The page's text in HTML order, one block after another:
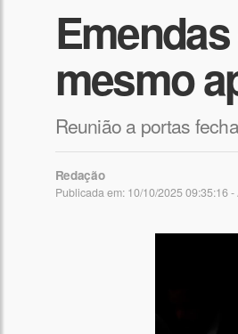
mesmo
Reunião a portas
Redação
Publicada em: 10/10/2025 09:35:16